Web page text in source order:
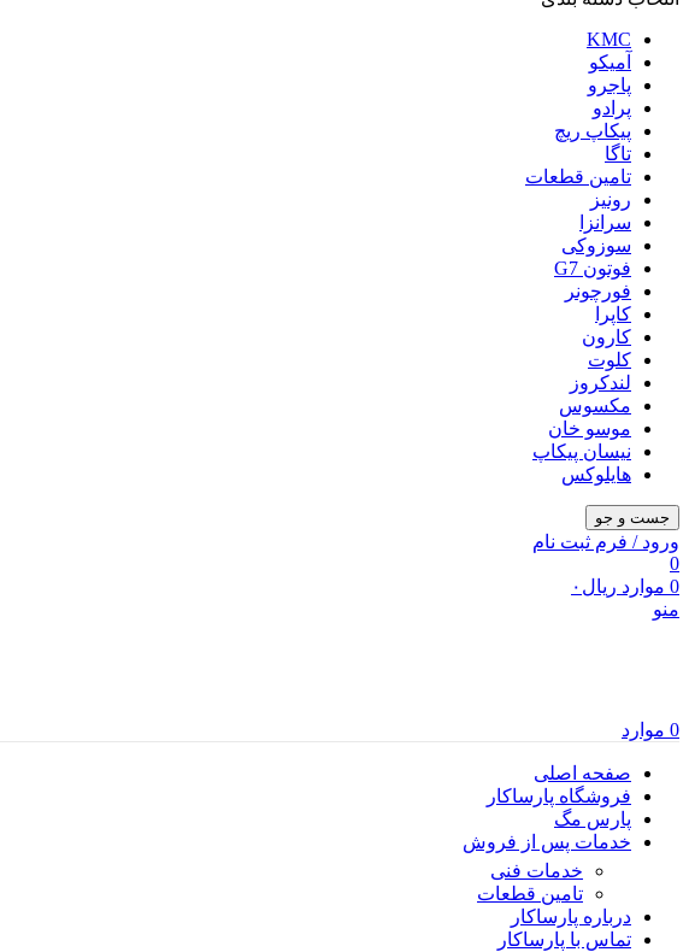
KMC
آمیکو
پاجرو
پرادو
پیکاپ ریچ
تاگا
تامین قطعات
رونیز
سرانزا
سوزوکی
فوتون G7
فورچونر
کاپرا
کارون
کلوت
لندکروز
مکسوس
موسو خان
نیسان پیکاپ
هایلوکس
جست و جو
ورود / فرم ثبت نام
0
0 موارد ریال ۰
منو
0 موارد
صفحه اصلی
فروشگاه پارساکار
پارس مگ
خدمات پس از فروش
خدمات فنی
تامین قطعات
درباره پارساکار
تماس با پارساکار